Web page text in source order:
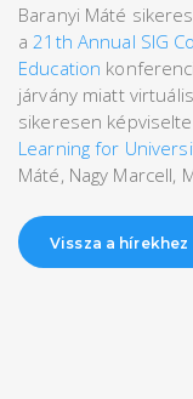
Baranyi Máté
a 21th Annual SIG
Education
járvány miatt
sikeresen
Learning for
Máté, Nagy Marcell,
Vissza a hírekhez